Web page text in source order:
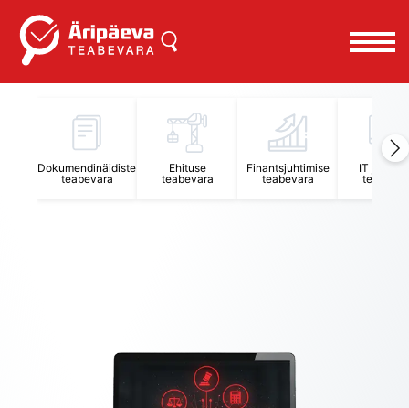
Dokumendinäidiste
teabevara
Ehituse
teabevara
Finantsjuhtimise
teabevara
IT